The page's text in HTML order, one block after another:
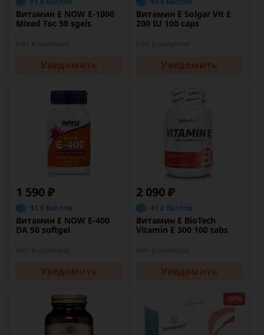
Витамин Е NOW E-1000
Mixed Toc 50 sgels
Уведомить
Витамин Е Solgar Vit E
200 IU 100 caps
Уведомить
1 590 ₽
31.8 баллов
Витамин Е NOW E-400
DA 50 softgel
Уведомить
2 090 ₽
41.8 баллов
Витамин Е BioTech
Vitamin E 300 100 tabs
Уведомить
-30%